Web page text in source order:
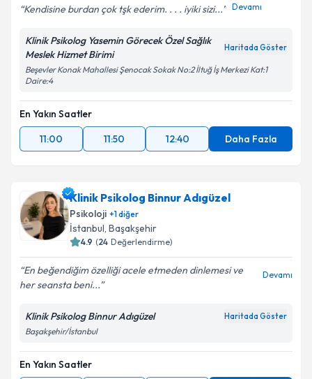
Kendisine burdan çok tşk ederim. . . . iyiki sizi... Devamı
Klinik Psikolog Yasemin Görecek Özel Sağlık
Meslek Hizmet Birimi
Haritada Göster
Beşevler Konak Mahallesi Şenocak Sokak No:2 İltuğ İş Merkezi Kat:1
Daire:4
En Yakın Saatler
11:00
11:50 12:40 Daha Fazla
Klinik Psikolog Binnur Adıgüzel
Psikoloji +1diğer
İstanbul, Başakşehir
4.9 (24 Değerlendirme)
En beğendiğim özelliği acele etmeden dinlemesi ve
her seansta beni...
Devamı
Klinik Psikolog Binnur Adıgüzel Haritada Göster
Başakşehir/İstanbul
En Yakın Saatler